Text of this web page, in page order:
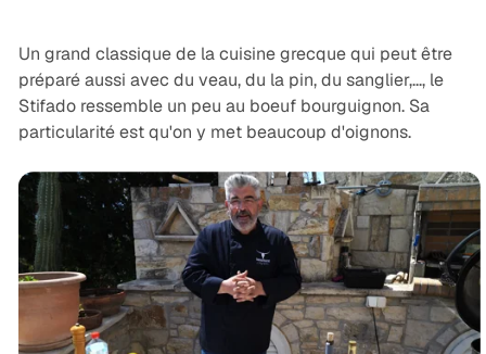
Un grand classique de la cuisine grecque qui peut être
préparé aussi avec du veau, du la pin, du sanglier,..., le
Stifado ressemble un peu au boeuf bourguignon. Sa
particularité est qu'on y met beaucoup d'oignons.